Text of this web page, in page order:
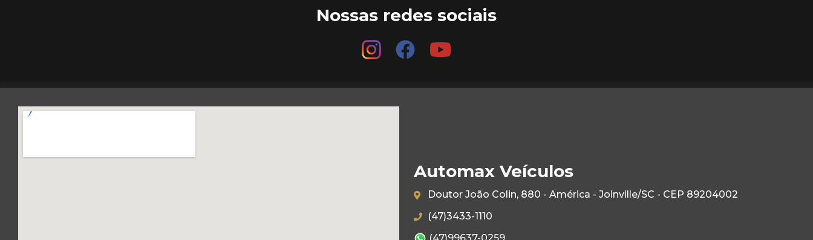
Nossas redes sociais
Automax Veículos
Doutor João Colin, 880 - América - Joinville/SC - CEP 89204002
(47)3433-1110